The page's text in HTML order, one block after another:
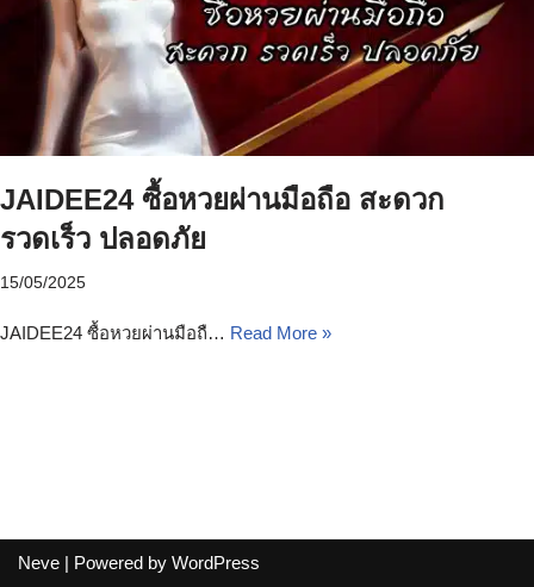
JAIDEE24 ซื้อหวยผ่านมือถือ สะดวก
รวดเร็ว ปลอดภัย
15/05/2025
JAIDEE24 ซื้อหวยผ่านมือถื… Read More »
Neve | Powered by WordPress